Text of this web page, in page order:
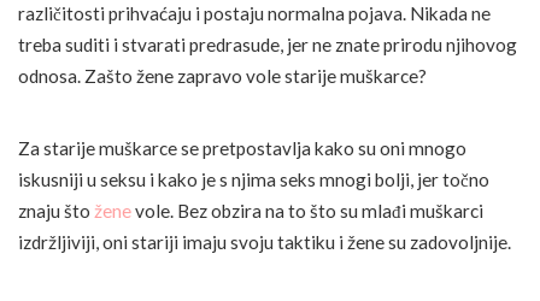
različitosti prihvaćaju i postaju normalna pojava. Nikada ne
treba suditi i stvarati predrasude, jer ne znate prirodu njihovog
odnosa. Zašto žene zapravo vole starije muškarce?
Za starije muškarce se pretpostavlja kako su oni mnogo
iskusniji u seksu i kako je s njima seks mnogi bolji, jer točno
znaju što ženevole. Bez obzira na to što su mlađi muškarci
izdržljiviji, oni stariji imaju svoju taktiku i žene su zadovoljnije.